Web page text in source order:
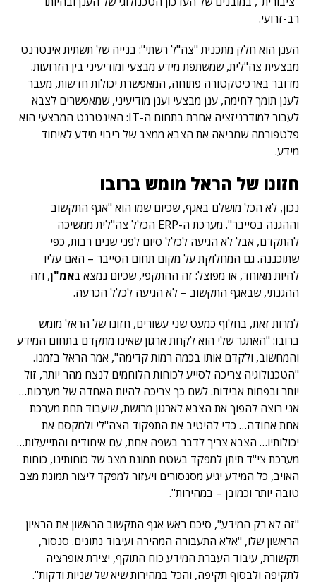
רב-זרועי.
הענן הוא חלק מתכנית "צה"ל רשתי": בנייה של תשתית אינטרנט
מבצעית צה"לית, שמשתפת מידע מבצעי ומודיעיני בין הזרועות.
מדובר בארכיטקטורה פתוחה, המאפשרת יכולות חדשות, מעבר
לענן תומך לחימה, ענן מבצעי וענן מודיעיני, שמאפשרים לצבא
לעבור למודרניזציה אחרת בתחום ה-IT: האינטרנט המבצעי הוא
פלטפורמה שמביאה את הצבא ממצב של ריבוי מידע לאיחוד
מידע.
חזונו של הראל מומש ברובו
נכון, לא הכל מושלם באגף, שכיום שמו הוא "אגף התקשוב
וההגנה בסייבר". מערכת ה-ERP הכלל צה"לית ממשיכה
להתקדם, אבל לא הגיעה לכלל סיום לפני שנים רבות, כפי
שתוכננה. גם המחלוקת על מקום תחום הסייבר – האם עליו
להיות מאוחד, או מפוצל: זה ההתקפי, שכיום נמצא באמ"ן, וזה
ההגנתי, שבאגף התקשוב – לא הגיעה לכלל הכרעה.
למרות זאת, בחלוף כמעט שני עשורים, חזונו של הראל מומש
ברובו: "האתגר שלי הוא לקחת ארגון שאינו מתקדם בתחום המידע
והמחשוב, ולקדם אותו בכמה רמות קדימה", אמר הראל בזמנו.
"הטכנולוגיה צריכה לסייע לכוחות הלוחמים לנצח מהר יותר, זול
יותר ובפחות אבידות. לשם כך צריכה להיות האחדה של מערכות…
אני רוצה להפוך את הצבא לארגון מרושת, שיעבוד תחת מערכת
אחת אחודה… כדי להיטיב את התפקוד הצה"לי ולמקסם את
יכולותיו… הצבא צריך לדבר בשפה אחת, עם איחודים והתייעלות…
מערכת צי"ד תיתן למפקד בשטח תמונת מצב של כוחותינו, כוחות
האויב, כל המידע יגיע מסנסורים ויעזור למפקד ליצור תמונת מצב
טובה יותר וכמובן – במהירות".
"זה לא רק המידע", סיכם ראש אגף התקשוב הראשון את הראיון
הראשון שלו, "אלא התעבורה המהירה ועיבוד נתונים. סנסור,
תקשורת, עיבוד העברת המידע כוח התוקף, יצירת אופרציה
לתקיפה ולבסוף תקיפה, והכל במהירות שיא של שניות ודקות".